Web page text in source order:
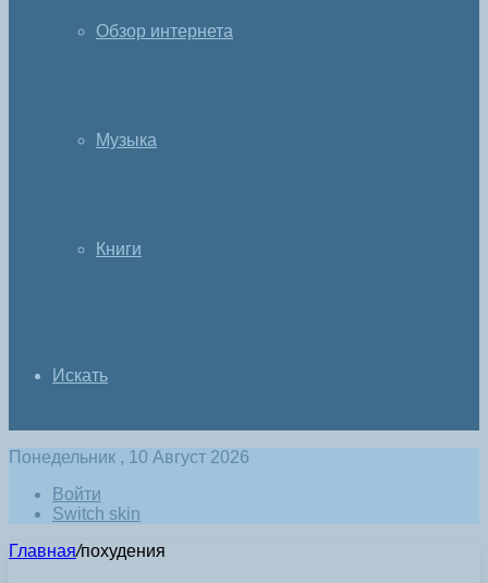
Обзор интернета
Музыка
Книги
Искать
Понедельник , 10 Август 2026
Войти
Switch skin
Главная/похудения